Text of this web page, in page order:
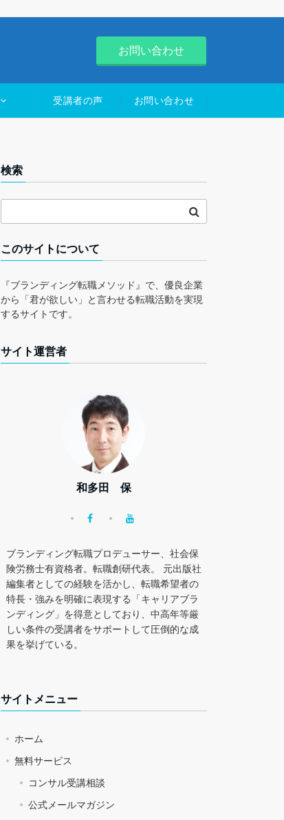
お問い合わせ
受講者の声 お問い合わせ
検索
このサイトについて
『ブランディング転職メソッド』で、優良企業
から「君が欲しい」と言わせる転職活動を実現
するサイトです。
サイト運営者
和多田 保
ブランディング転職プロデューサー、社会保
険労務士有資格者。転職創研代表。 元出版社
編集者としての経験を活かし、転職希望者の
特長・強みを明確に表現する「キャリアブラ
ンディング」を得意としており、中高年等厳
しい条件の受講者をサポートして圧倒的な成
果を挙げている。
サイトメニュー
ホーム
無料サービス
コンサル受講相談
公式メールマガジン